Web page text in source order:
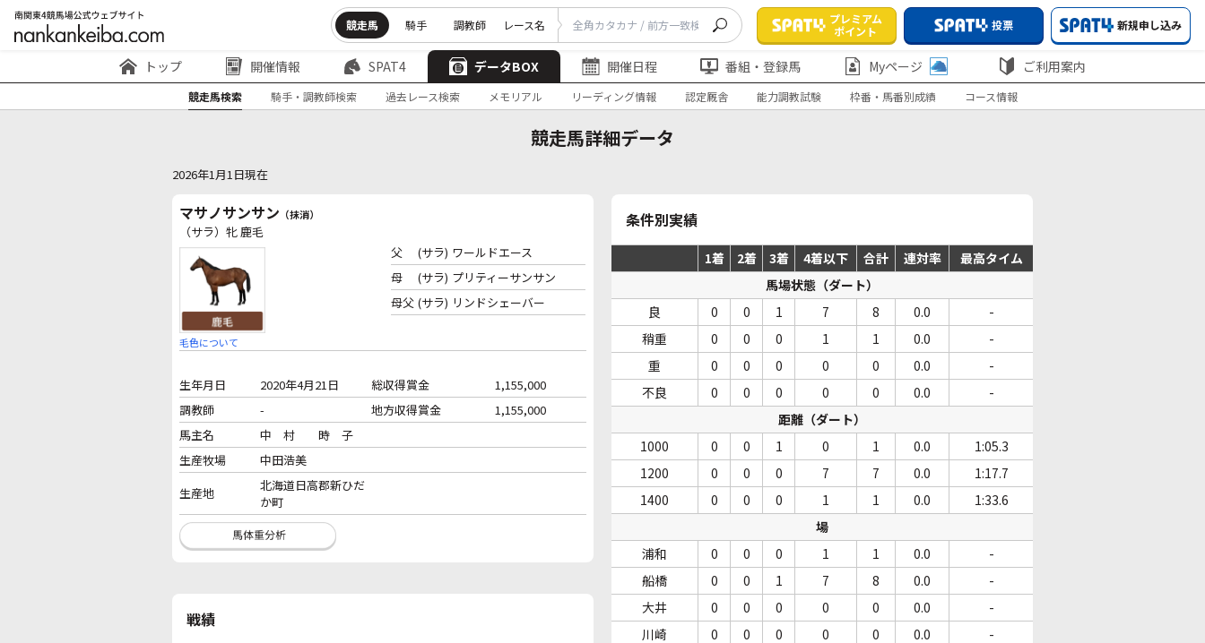
競走馬 騎手 調教師 レース名
プレミアム
ポイント
投票 新規申し込み
トップ 開催情報 SPAT4 データBOX 開催日程 番組・登録馬 Myページ ご利用案内
競走馬検索 騎手・調教師検索 過去レース検索 メモリアル リーディング情報 認定厩舎 能力調教試験 枠番・馬番別成績 コース情報
競走馬詳細データ
2026年1月1日現在
マサノサンサン （抹消）
（サラ）牝 鹿毛
毛色について
父 (サラ) ワールドエース
母
(サラ) プリティーサンサン
母父 (サラ) リンドシェーバー
生年月日 2020年4月21日 総収得賞金
1,155,000
調教師
- 地方収得賞金
1,155,000
馬主名
中 村 時 子
生産牧場
中田浩美
生産地
北海道日高郡新ひだ
か町
戦績
条件別実績
1着 2着 3着 4着以下 合計 連対率
最高タイム
馬場状態（ダート）
良
0 0 1 7 8 0.0
-
稍重
0 0 0 1 1 0.0
-
重
0 0 0 0 0 0.0
-
不良
0 0 0 0 0 0.0
-
距離（ダート）
1000
0 0 1 0 1 0.0
1:05.3
1200
0 0 0 7 7 0.0
1:17.7
1400
0 0 0 1 1 0.0
1:33.6
場
浦和
0 0 0 1 1 0.0
-
船橋
0 0 1 7 8 0.0
-
大井
0 0 0 0 0 0.0
-
川崎
0 0 0 0 0 0.0
-